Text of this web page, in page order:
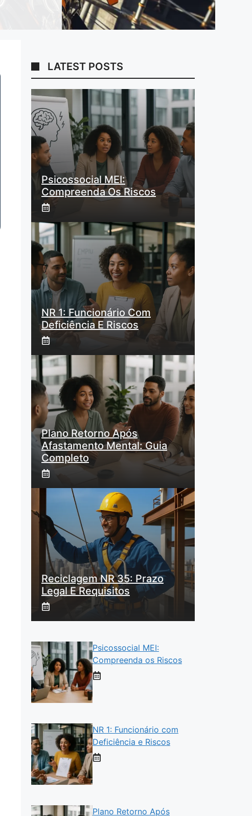
LATEST POSTS
Psicossocial MEI:
Compreenda Os Riscos
NR 1: Funcionário Com
Deficiência E Riscos
Plano Retorno Após
Afastamento Mental: Guia
Completo
Reciclagem NR 35: Prazo
Legal E Requisitos
Psicossocial MEI:
Compreenda os Riscos
NR 1: Funcionário com
Deficiência e Riscos
Plano Retorno Após